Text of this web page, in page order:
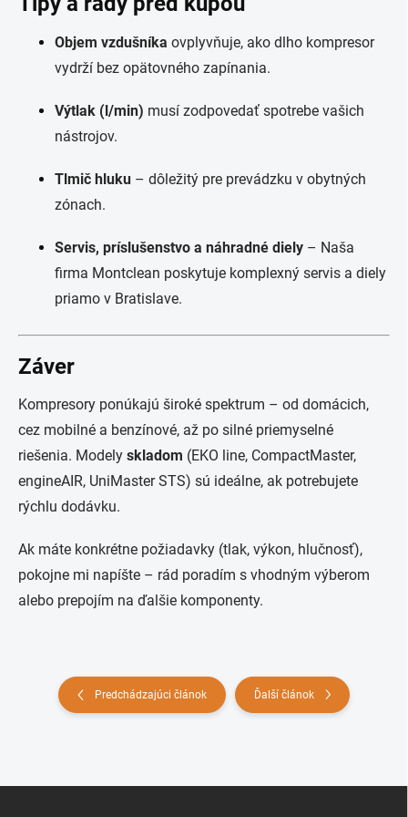
Objem vzdušníka ovplyvňuje, ako dlho kompresor
vydrží bez opätovného zapínania.
Výtlak (l/min) musí zodpovedať spotrebe vašich
nástrojov.
Tlmič hluku – dôležitý pre prevádzku v obytných
zónach.
Servis, príslušenstvo a náhradné diely – Naša
firma Montclean poskytuje komplexný servis a diely
priamo v Bratislave.
Záver
Kompresory ponúkajú široké spektrum – od domácich,
cez mobilné a benzínové, až po silné priemyselné
riešenia. Modely skladom (EKO line, CompactMaster,
engineAIR, UniMaster STS) sú ideálne, ak potrebujete
rýchlu dodávku.
Ak máte konkrétne požiadavky (tlak, výkon, hlučnosť),
pokojne mi napíšte – rád poradím s vhodným výberom
alebo prepojím na ďalšie komponenty.
Predchádzajúci článok Ďalší článok